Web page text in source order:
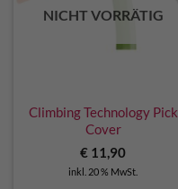
NICHT VORRÄTIG
Climbing Technology Pick
Cover
€ 11,90
inkl. 20 % MwSt.